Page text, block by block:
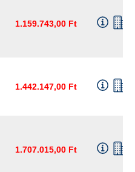
1.159.743,00 Ft
1.442.147,00 Ft
1.707.015,00 Ft